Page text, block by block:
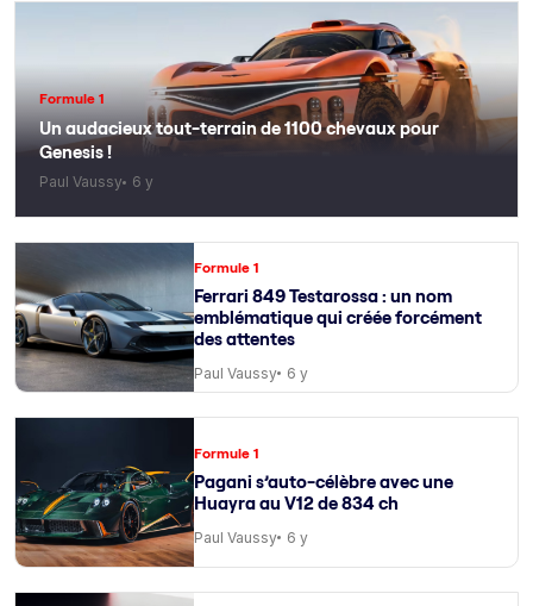
Formule 1
Un audacieux tout-terrain de 1100 chevaux pour
Genesis !
Paul Vaussy 6 y
Formule 1
Ferrari 849 Testarossa : un nom
emblématique qui créée forcément
des attentes
Paul Vaussy 6 y
Formule 1
Pagani s’auto-célèbre avec une
Huayra au V12 de 834 ch
Paul Vaussy 6 y